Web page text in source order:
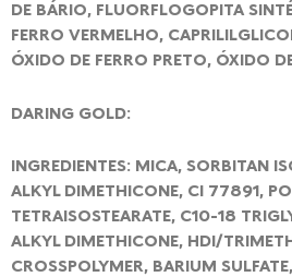
DE BÁRIO, FLUORFLOGOPITA
FERRO VERMELHO,
ÓXIDO DE FERRO PRETO, ÓXIDO
DARING GOLD:
INGREDIENTES: MICA, SORBITAN
ALKYL DIMETHICONE, CI 77891,
TETRAISOSTEARATE, C10-18
ALKYL DIMETHICONE, HDI/
CROSSPOLYMER, BARIUM